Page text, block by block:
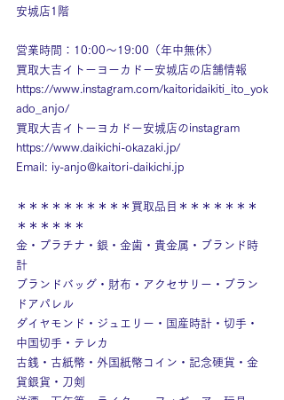
安城店1階
営業時間：10:00～19:00（年中無休）
買取大吉イトーヨーカドー安城店の店舗情報
https://www.instagram.com/kaitoridaikiti_ito_yok
ado_anjo/
買取大吉イトーヨカドー安城店のinstagram
https://www.daikichi-okazaki.jp/
Email: iy-anjo@kaitori-daikichi.jp
＊＊＊＊＊＊＊＊＊＊買取品目＊＊＊＊＊＊＊
＊＊＊＊＊＊
金・プラチナ・銀・金歯・貴金属・ブランド時
計
ブランドバッグ・財布・アクセサリー・ブラン
ドアパレル
ダイヤモンド・ジュエリー・国産時計・切手・
中国切手・テレカ
古銭・古紙幣・外国紙幣コイン・記念硬貨・金
貨銀貨・刀剣